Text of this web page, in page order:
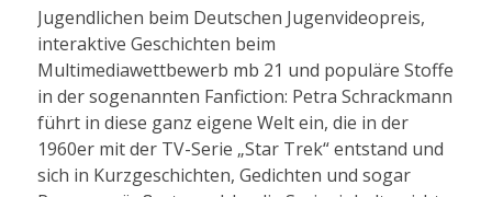
Jugendlichen beim Deutschen Jugenvideopreis,
interaktive Geschichten beim
Multimediawettbewerb mb 21 und populäre Stoffe
in der sogenannten Fanfiction: Petra Schrackmann
führt in diese ganz eigene Welt ein, die in der
1960er mit der TV-Serie „Star Trek“ entstand und
sich in Kurzgeschichten, Gedichten und sogar